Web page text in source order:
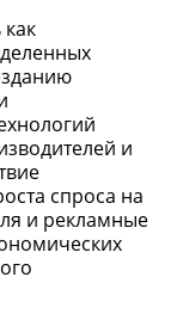
и
спроса на
и рекламные